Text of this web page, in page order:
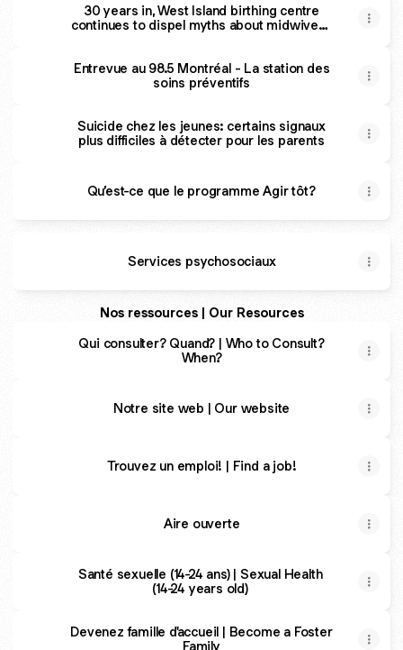
30 years in, West Island birthing centre
continues to dispel myths about midwives |
Entrevue au 98.5 Montréal - La station des
soins préventifs
Suicide chez les jeunes: certains signaux
plus difficiles à détecter pour les parents
Qu’est-ce que le programme Agir tôt?
Services psychosociaux
Nos ressources | Our Resources
Qui consulter? Quand? | Who to Consult?
When?
Notre site web | Our website
Trouvez un emploi! | Find a job!
Aire ouverte
Santé sexuelle (14-24 ans) | Sexual Health
(14-24 years old)
Devenez famille d'accueil | Become a Foster
Family